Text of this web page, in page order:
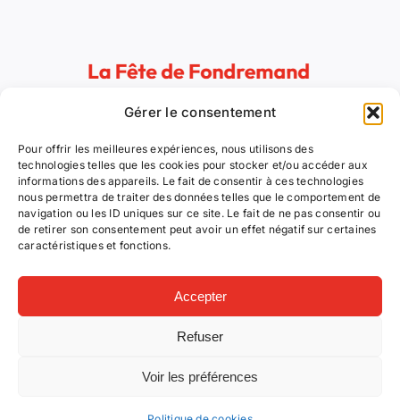
Gérer le consentement
Pour offrir les meilleures expériences, nous utilisons des
technologies telles que les cookies pour stocker et/ou accéder aux
informations des appareils. Le fait de consentir à ces technologies
nous permettra de traiter des données telles que le comportement de
navigation ou les ID uniques sur ce site. Le fait de ne pas consentir ou
de retirer son consentement peut avoir un effet négatif sur certaines
caractéristiques et fonctions.
Accepter
Refuser
Voir les préférences
Animations et concerts, artisans d’art et des saveurs :
Fêtes de Fondremand pour ces trois jours festifs !
Suivez nous !
Mentions légales